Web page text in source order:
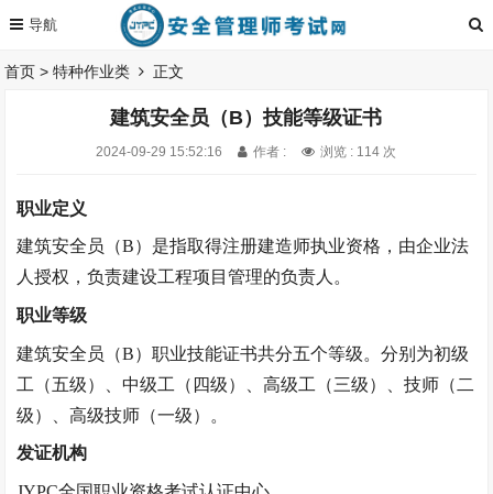
首页 >特种作业类 正文
建筑安全员（B）技能等级证书
2024-09-29 15:52:16 作者 : 浏览 : 114 次
职业定义
建筑安全员（B） 是指取得注册建造师执业资格，由企业法
人授权，负责建设工程项目管理的负责人。
职业等级
建筑安全员（B）职业技能证书共分五个等级。分别为初级
工（五级）、中级工（四级）、高级工（三级）、技师（二
级）、高级技师（一级）。
发证机构